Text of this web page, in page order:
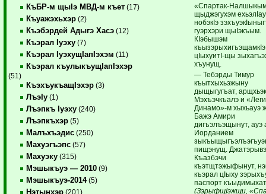
КъБР-м щыIэ МВД-м къет (17)
Къуажэхьхэр (2)
Къэбэрдей Адыгэ Хасэ (12)
Къэрал Iуэху (7)
Къэрал IуэхущIапIэхэм (11)
Къэрал къулыкъущIапIэхэр
(51)
КъэхъукъащIэхэр (3)
ЛъэIу (1)
Лъэпкъ Iуэху (240)
Лъэпкъхэр (5)
Малъхъэдис (250)
Махуэгъэпс (57)
Махуэку (315)
Мэшыкъуэ — 2010 (9)
Мэшыкъуэ-2014(5)
Нэтынхэр (201)
«Спартак-
щыджэгухэм
нобэкIэ
гуэрхэри щыIэкъым.
КIэбышэм
цIыхуитI-щы
хъунущ.
— Тебэрды Тимур
къытхыхьэжыну
дыщыгугъат,
Мэхъэчкъалэ и
Динамо»-м хыхьауэ
Бажэ Амири
дигъэлъэщынут, ауэ
Иорданием
пищэнущ.
Къазбэчи
къэтщтэжыфынут,
къэрал цIыху
паспорт
(ЗэрыфщIэжщи,